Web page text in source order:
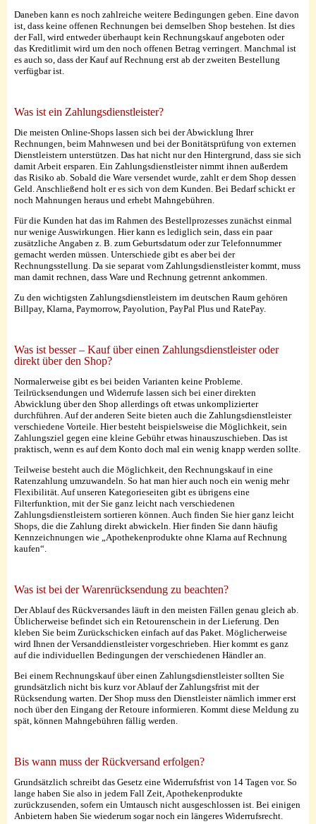
Daneben kann es noch zahlreiche weitere Bedingungen geben. Eine davon
ist, dass keine offenen Rechnungen bei demselben Shop bestehen. Ist dies
der Fall, wird entweder überhaupt kein Rechnungskauf angeboten oder
das Kreditlimit wird um den noch offenen Betrag verringert. Manchmal ist
es auch so, dass der Kauf auf Rechnung erst ab der zweiten Bestellung
verfügbar ist.
Was ist ein Zahlungsdienstleister?
Die meisten Online-Shops lassen sich bei der Abwicklung Ihrer
Rechnungen, beim Mahnwesen und bei der Bonitätsprüfung von externen
Dienstleistern unterstützen. Das hat nicht nur den Hintergrund, dass sie sich
damit Arbeit ersparen. Ein Zahlungsdienstleister nimmt ihnen außerdem
das Risiko ab. Sobald die Ware versendet wurde, zahlt er dem Shop dessen
Geld. Anschließend holt er es sich von dem Kunden. Bei Bedarf schickt er
noch Mahnungen heraus und erhebt Mahngebühren.
Für die Kunden hat das im Rahmen des Bestellprozesses zunächst einmal
nur wenige Auswirkungen. Hier kann es lediglich sein, dass ein paar
zusätzliche Angaben z. B. zum Geburtsdatum oder zur Telefonnummer
gemacht werden müssen. Unterschiede gibt es aber bei der
Rechnungsstellung. Da sie separat vom Zahlungsdienstleister kommt, muss
man damit rechnen, dass Ware und Rechnung getrennt ankommen.
Zu den wichtigsten Zahlungsdienstleistern im deutschen Raum gehören
Billpay, Klarna, Paymorrow, Payolution, PayPal Plus und RatePay.
Was ist besser – Kauf über einen Zahlungsdienstleister oder
direkt über den Shop?
Normalerweise gibt es bei beiden Varianten keine Probleme.
Teilrücksendungen und Widerrufe lassen sich bei einer direkten
Abwicklung über den Shop allerdings oft etwas unkomplizierter
durchführen. Auf der anderen Seite bieten auch die Zahlungsdienstleister
verschiedene Vorteile. Hier besteht beispielsweise die Möglichkeit, sein
Zahlungsziel gegen eine kleine Gebühr etwas hinauszuschieben. Das ist
praktisch, wenn es auf dem Konto doch mal ein wenig knapp werden sollte.
Teilweise besteht auch die Möglichkeit, den Rechnungskauf in eine
Ratenzahlung umzuwandeln. So hat man hier auch noch ein wenig mehr
Flexibilität. Auf unseren Kategorieseiten gibt es übrigens eine
Filterfunktion, mit der Sie ganz leicht nach verschiedenen
Zahlungsdienstleistern sortieren können. Auch finden Sie hier ganz leicht
Shops, die die Zahlung direkt abwickeln. Hier finden Sie dann häufig
Kennzeichnungen wie „Apothekenprodukte ohne Klarna auf Rechnung
kaufen“.
Was ist bei der Warenrücksendung zu beachten?
Der Ablauf des Rückversandes läuft in den meisten Fällen genau gleich ab.
Üblicherweise befindet sich ein Retourenschein in der Lieferung. Den
kleben Sie beim Zurückschicken einfach auf das Paket. Möglicherweise
wird Ihnen der Versanddienstleister vorgeschrieben. Hier kommt es ganz
auf die individuellen Bedingungen der verschiedenen Händler an.
Bei einem Rechnungskauf über einen Zahlungsdienstleister sollten Sie
grundsätzlich nicht bis kurz vor Ablauf der Zahlungsfrist mit der
Rücksendung warten. Der Shop muss den Dienstleister nämlich immer erst
noch über den Eingang der Retoure informieren. Kommt diese Meldung zu
spät, können Mahngebühren fällig werden.
Bis wann muss der Rückversand erfolgen?
Grundsätzlich schreibt das Gesetz eine Widerrufsfrist von 14 Tagen vor. So
lange haben Sie also in jedem Fall Zeit, Apothekenprodukte
zurückzusenden, sofern ein Umtausch nicht ausgeschlossen ist. Bei einigen
Anbietern haben Sie wiederum sogar noch ein längeres Widerrufsrecht.